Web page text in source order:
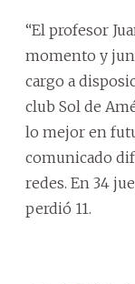
“El profesor
momento y
cargo a
club Sol de
lo mejor en
comunicado
redes. En 34
perdió 11.